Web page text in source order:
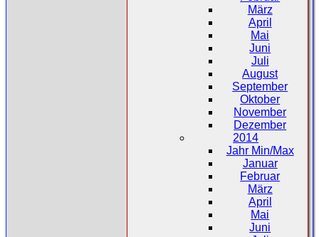
März
April
Mai
Juni
Juli
August
September
Oktober
November
Dezember
2014
Jahr Min/Max
Januar
Februar
März
April
Mai
Juni